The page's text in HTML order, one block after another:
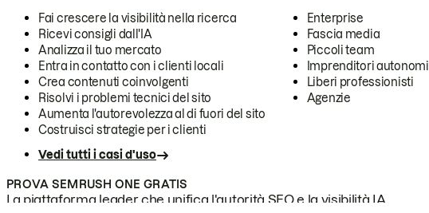
Fai crescere la visibilità nella ricerca
Ricevi consigli dall'IA
Analizza il tuo mercato
Entra in contatto con i clienti locali
Crea contenuti coinvolgenti
Risolvi i problemi tecnici del sito
Aumenta l'autorevolezza al di fuori del sito
Costruisci strategie per i clienti
Vedi tutti i casi d'uso
Enterprise
Fascia media
Piccoli team
Imprenditori autonomi
Liberi professionisti
Agenzie
PROVA SEMRUSH ONE GRATIS
La piattaforma leader che unifica l'autorità SEO e la visibilità IA.